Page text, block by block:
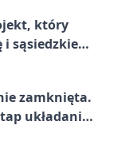
który
i sąsiedzkie
zamknięta.
układania